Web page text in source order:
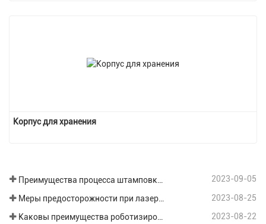
Корпус для хранения
2023-09-05
2023-08-25
Каковы преимущества роботизированной сварки в области обработки листового металла? 2023-08-22